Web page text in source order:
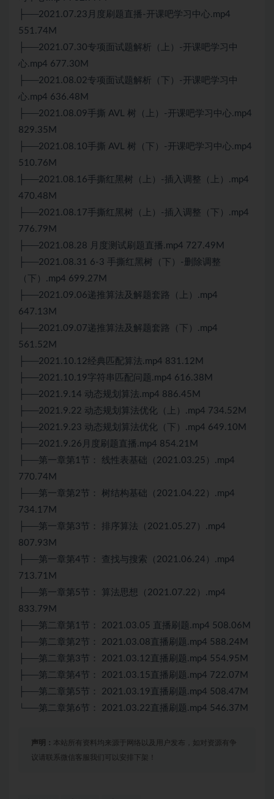
├──2021.07.23月度刷题直播-开课吧学习中心.mp4
551.74M
├──2021.07.30专项面试题解析（上）-开课吧学习中
心.mp4 677.30M
├──2021.08.02专项面试题解析（下）-开课吧学习中
心.mp4 636.48M
├──2021.08.09手撕 AVL 树（上）-开课吧学习中心.mp4
829.35M
├──2021.08.10手撕 AVL 树（下）-开课吧学习中心.mp4
510.76M
├──2021.08.16手撕红黑树（上）-插入调整（上）.mp4
470.48M
├──2021.08.17手撕红黑树（上）-插入调整（下）.mp4
776.79M
├──2021.08.28 月度测试刷题直播.mp4 727.49M
├──2021.08.31 6-3 手撕红黑树（下）-删除调整
（下）.mp4 699.27M
├──2021.09.06递推算法及解题套路（上）.mp4
647.13M
├──2021.09.07递推算法及解题套路（下）.mp4
561.52M
├──2021.10.12经典匹配算法.mp4 831.12M
├──2021.10.19字符串匹配问题.mp4 616.38M
├──2021.9.14 动态规划算法.mp4 886.45M
├──2021.9.22 动态规划算法优化（上）.mp4 734.52M
├──2021.9.23 动态规划算法优化（下）.mp4 649.10M
├──2021.9.26月度刷题直播.mp4 854.21M
├──第一章第1节： 线性表基础（2021.03.25）.mp4
770.74M
├──第一章第2节： 树结构基础（2021.04.22）.mp4
734.17M
├──第一章第3节： 排序算法（2021.05.27）.mp4
807.93M
├──第一章第4节： 查找与搜索（2021.06.24）.mp4
713.71M
├──第一章第5节： 算法思想（2021.07.22）.mp4
833.79M
├──第二章第1节： 2021.03.05 直播刷题.mp4 508.06M
├──第二章第2节： 2021.03.08直播刷题.mp4 588.24M
├──第二章第3节： 2021.03.12直播刷题.mp4 554.95M
├──第二章第4节： 2021.03.15直播刷题.mp4 722.07M
├──第二章第5节： 2021.03.19直播刷题.mp4 508.47M
└──第二章第6节： 2021.03.22直播刷题.mp4 546.37M
声明： 本站所有资料均来源于网络以及用户发布，如对资源有争
议请联系微信客服我们可以安排下架！